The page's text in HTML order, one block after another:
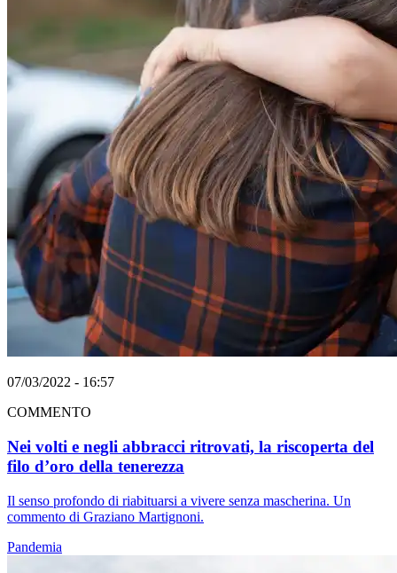
07/03/2022 - 16:57
COMMENTO
Nei volti e negli abbracci ritrovati, la riscoperta del
filo d’oro della tenerezza
Il senso profondo di riabituarsi a vivere senza mascherina. Un
commento di Graziano Martignoni.
Pandemia